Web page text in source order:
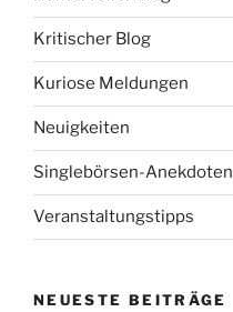
Kritischer Blog
Kuriose Meldungen
Neuigkeiten
Singlebörsen-Anekdoten
Veranstaltungstipps
NEUESTE BEITRÄGE